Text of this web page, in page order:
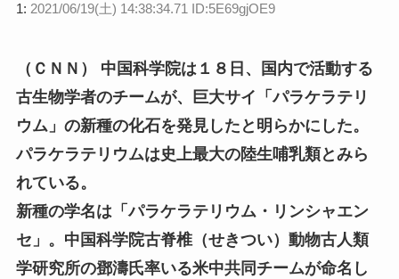
1: 2021/06/19(土) 14:38:34.71 ID:5E69gjOE9
（ＣＮＮ） 中国科学院は１８日、国内で活動する
古生物学者のチームが、巨大サイ「パラケラテリ
ウム」の新種の化石を発見したと明らかにした。
パラケラテリウムは史上最大の陸生哺乳類とみら
れている。
新種の学名は「パラケラテリウム・リンシャエン
セ」。中国科学院古脊椎（せきつい）動物古人類
学研究所の鄧濤氏率いる米中共同チームが命名し